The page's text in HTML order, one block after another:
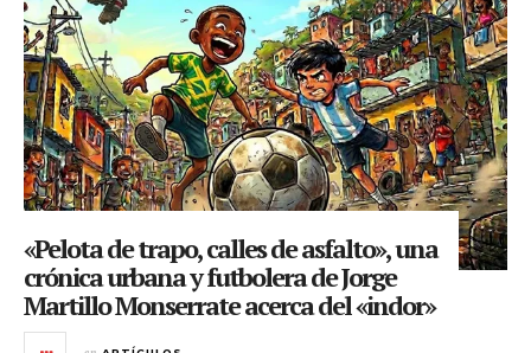
«Pelota de trapo, calles de asfalto», una
crónica urbana y futbolera de Jorge
Martillo Monserrate acerca del «indor»